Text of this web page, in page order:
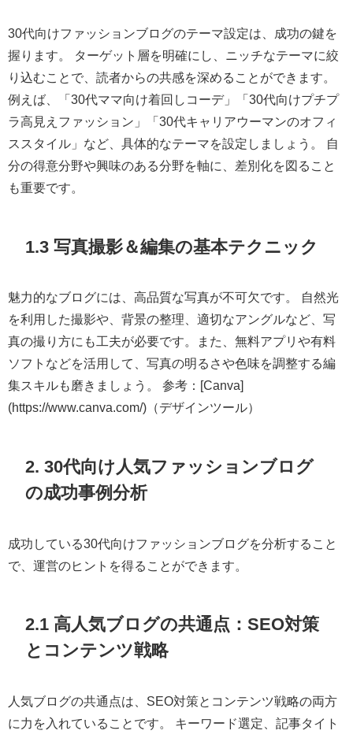
30代向けファッションブログのテーマ設定は、成功の鍵を
握ります。 ターゲット層を明確にし、ニッチなテーマに絞
り込むことで、読者からの共感を深めることができます。
例えば、「30代ママ向け着回しコーデ」「30代向けプチプ
ラ高見えファッション」「30代キャリアウーマンのオフィ
ススタイル」など、具体的なテーマを設定しましょう。 自
分の得意分野や興味のある分野を軸に、差別化を図ること
も重要です。
1.3 写真撮影＆編集の基本テクニック
魅力的なブログには、高品質な写真が不可欠です。 自然光
を利用した撮影や、背景の整理、適切なアングルなど、写
真の撮り方にも工夫が必要です。また、無料アプリや有料
ソフトなどを活用して、写真の明るさや色味を調整する編
集スキルも磨きましょう。 参考：[Canva]
(https://www.canva.com/)（デザインツール）
2. 30代向け人気ファッションブログ
の成功事例分析
成功している30代向けファッションブログを分析すること
で、運営のヒントを得ることができます。
2.1 高人気ブログの共通点：SEO対策
とコンテンツ戦略
人気ブログの共通点は、SEO対策とコンテンツ戦略の両方
に力を入れていることです。 キーワード選定、記事タイト